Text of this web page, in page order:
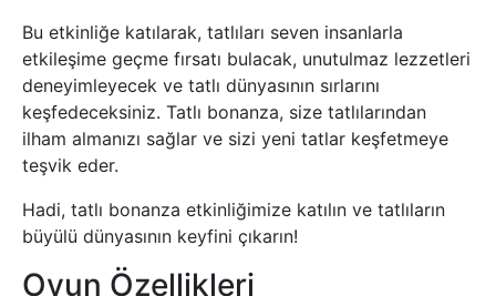
Bu etkinliğe katılarak, tatlıları seven insanlarla
etkileşime geçme fırsatı bulacak, unutulmaz lezzetleri
deneyimleyecek ve tatlı dünyasının sırlarını
keşfedeceksiniz. Tatlı bonanza, size tatlılarından
ilham almanızı sağlar ve sizi yeni tatlar keşfetmeye
teşvik eder.
Hadi, tatlı bonanza etkinliğimize katılın ve tatlıların
büyülü dünyasının keyfini çıkarın!
Oyun Özellikleri